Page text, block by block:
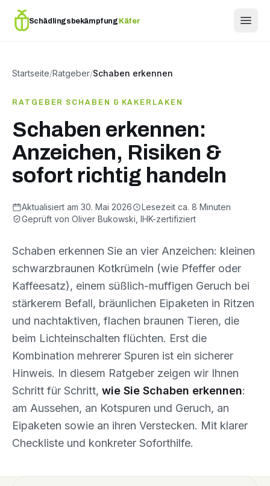
Schädlingsbekämpfung Käfer
Startseite/Ratgeber/Schaben erkennen
RATGEBER SCHABEN & KAKERLAKEN
Schaben erkennen:
Anzeichen, Risiken &
sofort richtig handeln
Aktualisiert am 30. Mai 2026
Lesezeit ca. 8 Minuten
Geprüft von Oliver Bukowski, IHK-zertifiziert
Schaben erkennen Sie an vier Anzeichen: kleinen
schwarzbraunen Kotkrümeln (wie Pfeffer oder
Kaffeesatz), einem süßlich-muffigen Geruch bei
stärkerem Befall, bräunlichen Eipaketen in Ritzen
und nachtaktiven, flachen braunen Tieren, die
beim Lichteinschalten flüchten. Erst die
Kombination mehrerer Spuren ist ein sicherer
Hinweis. In diesem Ratgeber zeigen wir Ihnen
Schritt für Schritt, wie Sie Schaben erkennen:
am Aussehen, an Kotspuren und Geruch, an
Eipaketen sowie an ihren Verstecken. Mit klarer
Checkliste und konkreter Soforthilfe.